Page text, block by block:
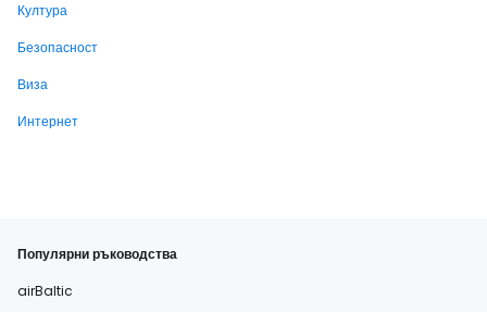
Култура
Безопасност
Виза
Интернет
Популярни ръководства
airBaltic